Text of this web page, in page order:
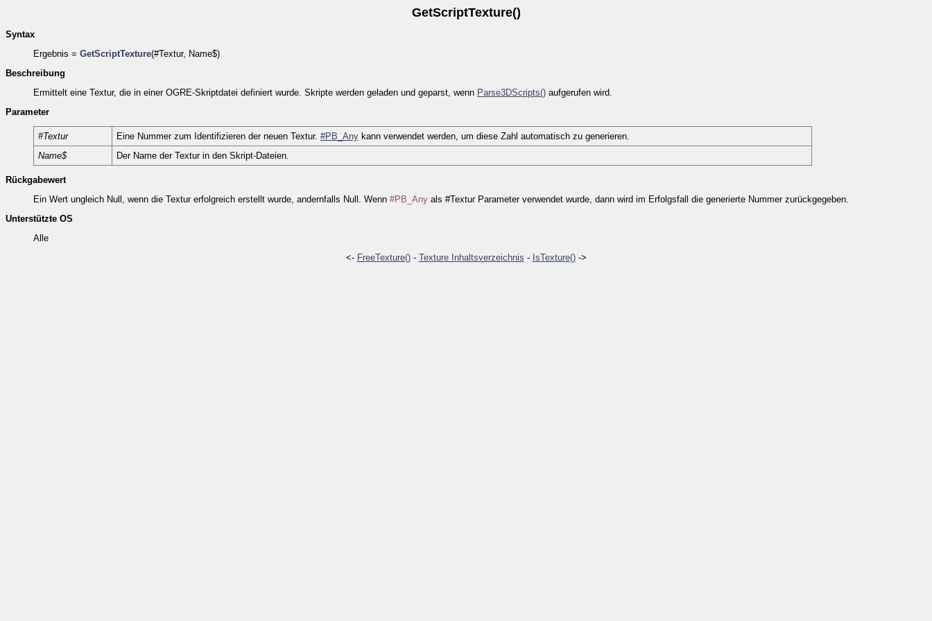
GetScriptTexture()
Syntax
Ergebnis = GetScriptTexture(#Textur, Name$)
Beschreibung
Ermittelt eine Textur, die in einer OGRE-Skriptdatei definiert wurde. Skripte werden geladen und geparst, wenn Parse3DScripts() aufgerufen wird.
Parameter
#Textur Eine Nummer zum Identifizieren der neuen Textur. #PB_Any kann verwendet werden, um diese Zahl automatisch zu generieren.
Name$
Der Name der Textur in den Skript-Dateien.
Rückgabewert
Ein Wert ungleich Null, wenn die Textur erfolgreich erstellt wurde, andernfalls Null. Wenn #PB_Any als #Textur Parameter verwendet wurde, dann wird im Erfolgsfall die generierte Nummer zurückgegeben.
Unterstützte OS
Alle
<- FreeTexture()- Texture Inhaltsverzeichnis - IsTexture()->